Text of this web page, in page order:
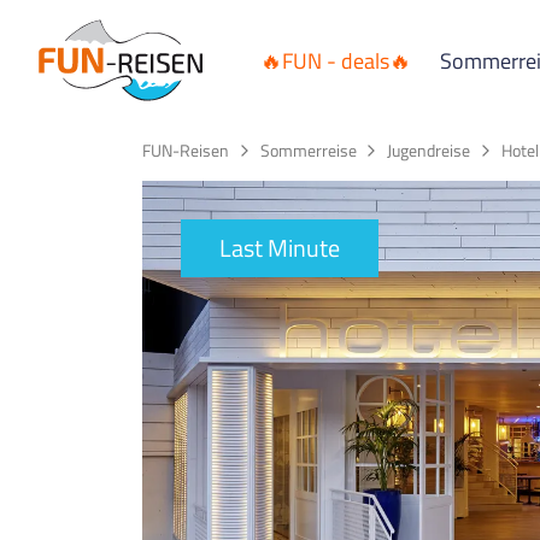
🔥FUN - deals🔥
FUN-Reisen Sommerreise Jugendreise
Last Minute